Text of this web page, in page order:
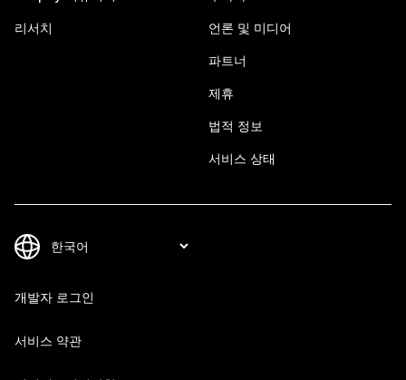
리서치 언론 및 미디어
파트너
제휴
법적 정보
서비스 상태
개발자 로그인
서비스 약관